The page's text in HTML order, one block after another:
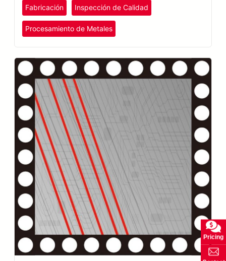
Fabricación Inspección de Calidad
Procesamiento de Metales
Pricing